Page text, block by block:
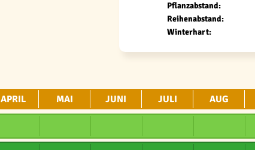
Pflanzabstand:
Reihenabstand:
Winterhart:
APRIL MAI JUNI JULI AUG